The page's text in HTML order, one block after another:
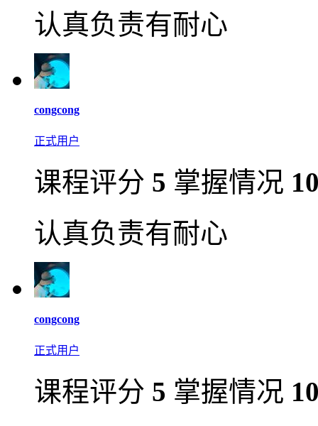
认真负责有耐心
congcong
正式用户
课程评分 5 掌握情况
认真负责有耐心
congcong
正式用户
课程评分 5 掌握情况